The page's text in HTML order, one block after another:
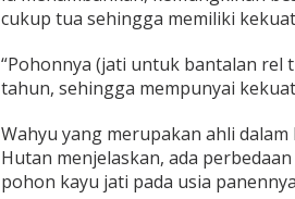
n
T
r
t
t
u
p
A
cukup tua sehingga memiliki
“Pohonnya (jati untuk bantalan rel
tahun, sehingga mempunyai
Wahyu yang merupakan ahli
Hutan menjelaskan, ada
pohon kayu jati pada usia